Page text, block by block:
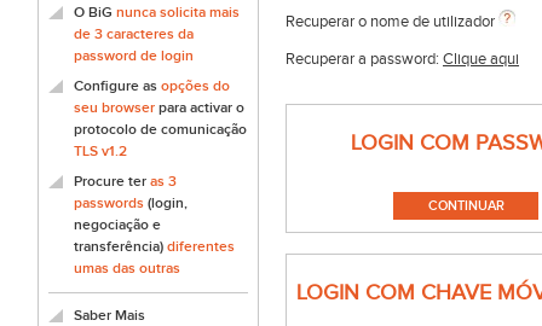
O BiG nunca solicita mais
de 3 caracteres da
password de login
Configure as opções do
seu browser para activar o
protocolo de comunicação
TLS v1.2
Procure ter as 3
passwords (login,
negociação e
transferência) diferentes
umas das outras
Saber Mais
Recuperar o nome de utilizador
Recuperar a password: Clique aqui
LOGIN COM
LOGIN COM CHAVE